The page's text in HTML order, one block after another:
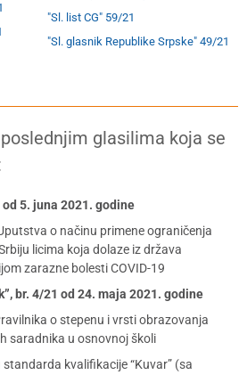
"Sl. list CG" 59/21
"Sl. glasnik Republike Srpske" 49/21
glasilima koja se
od 5. juna 2021. godine
o načinu primene ograničenja
licima koja dolaze iz država
zarazne bolesti COVID-19
br. 4/21 od 24. maja 2021. godine
o stepenu i vrsti obrazovanja
saradnika u osnovnoj školi
standarda kvalifikacije “Kuvar” (sa